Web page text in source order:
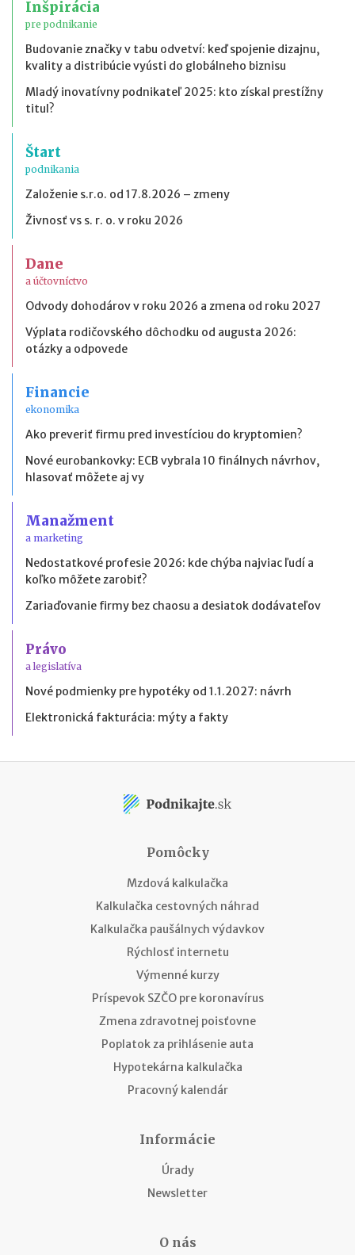
Inšpirácia
pre podnikanie
Budovanie značky v tabu odvetví: keď spojenie dizajnu,
kvality a distribúcie vyústi do globálneho biznisu
Mladý inovatívny podnikateľ 2025: kto získal prestížny
titul?
Štart
podnikania
Založenie s.r.o. od 17.8.2026 – zmeny
Živnosť vs s. r. o. v roku 2026
Dane
a účtovníctvo
Odvody dohodárov v roku 2026 a zmena od roku 2027
Výplata rodičovského dôchodku od augusta 2026:
otázky a odpovede
Financie
ekonomika
Ako preveriť firmu pred investíciou do kryptomien?
Nové eurobankovky: ECB vybrala 10 finálnych návrhov,
hlasovať môžete aj vy
Manažment
a marketing
Nedostatkové profesie 2026: kde chýba najviac ľudí a
koľko môžete zarobiť?
Zariaďovanie firmy bez chaosu a desiatok dodávateľov
Právo
a legislatíva
Nové podmienky pre hypotéky od 1.1.2027: návrh
Elektronická fakturácia: mýty a fakty
Pomôcky
Mzdová kalkulačka
Kalkulačka cestovných náhrad
Kalkulačka paušálnych výdavkov
Rýchlosť internetu
Výmenné kurzy
Príspevok SZČO pre koronavírus
Zmena zdravotnej poisťovne
Poplatok za prihlásenie auta
Hypotekárna kalkulačka
Pracovný kalendár
Informácie
Úrady
Newsletter
O nás